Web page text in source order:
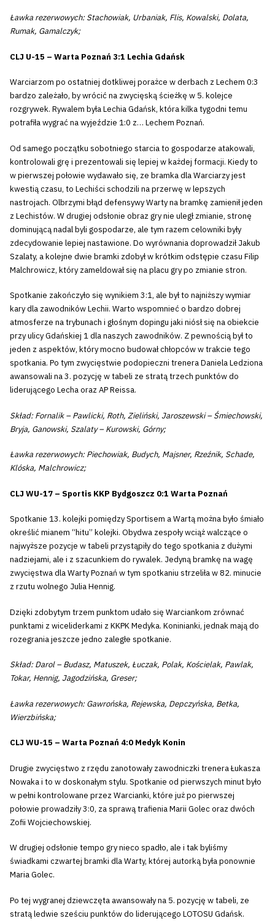
Ławka rezerwowych: Stachowiak, Urbaniak, Flis, Kowalski, Dolata,
Rumak, Gamalczyk;
CLJ U-15 – Warta Poznań 3:1 Lechia Gdańsk
Warciarzom po ostatniej dotkliwej porażce w derbach z Lechem 0:3
bardzo zależało, by wrócić na zwycięską ścieżkę w 5. kolejce
rozgrywek. Rywalem była Lechia Gdańsk, która kilka tygodni temu
potrafiła wygrać na wyjeździe 1:0 z… Lechem Poznań.
Od samego początku sobotniego starcia to gospodarze atakowali,
kontrolowali grę i prezentowali się lepiej w każdej formacji. Kiedy to
w pierwszej połowie wydawało się, ze bramka dla Warciarzy jest
kwestią czasu, to Lechiści schodzili na przerwę w lepszych
nastrojach. Olbrzymi błąd defensywy Warty na bramkę zamienił jeden
z Lechistów. W drugiej odsłonie obraz gry nie uległ zmianie, stronę
dominującą nadal byli gospodarze, ale tym razem celowniki były
zdecydowanie lepiej nastawione. Do wyrównania doprowadził Jakub
Szalaty, a kolejne dwie bramki zdobył w krótkim odstępie czasu Filip
Malchrowicz, który zameldował się na placu gry po zmianie stron.
Spotkanie zakończyło się wynikiem 3:1, ale był to najniższy wymiar
kary dla zawodników Lechii. Warto wspomnieć o bardzo dobrej
atmosferze na trybunach i głośnym dopingu jaki niósł się na obiekcie
przy ulicy Gdańskiej 1 dla naszych zawodników. Z pewnością był to
jeden z aspektów, który mocno budował chłopców w trakcie tego
spotkania. Po tym zwycięstwie podopieczni trenera Daniela Ledziona
awansowali na 3. pozycję w tabeli ze stratą trzech punktów do
liderującego Lecha oraz AP Reissa.
Skład: Fornalik – Pawlicki, Roth, Zieliński, Jaroszewski – Śmiechowski,
Bryja, Ganowski, Szalaty – Kurowski, Górny;
Ławka rezerwowych: Piechowiak, Budych, Majsner, Rzeźnik, Schade,
Klóska, Malchrowicz;
CLJ WU-17 – Sportis KKP Bydgoszcz 0:1 Warta Poznań
Spotkanie 13. kolejki pomiędzy Sportisem a Wartą można było śmiało
określić mianem “hitu” kolejki. Obydwa zespoły wciąż walczące o
najwyższe pozycje w tabeli przystąpiły do tego spotkania z dużymi
nadziejami, ale i z szacunkiem do rywalek. Jedyną bramkę na wagę
zwycięstwa dla Warty Poznań w tym spotkaniu strzeliła w 82. minucie
z rzutu wolnego Julia Hennig.
Dzięki zdobytym trzem punktom udało się Warciankom zrównać
punktami z wiceliderkami z KKPK Medyka. Koninianki, jednak mają do
rozegrania jeszcze jedno zaległe spotkanie.
Skład: Darol – Budasz, Matuszek, Łuczak, Polak, Kościelak, Pawlak,
Tokar, Hennig, Jagodzińska, Greser;
Ławka rezerwowych: Gawrońska, Rejewska, Depczyńska, Betka,
Wierzbińska;
CLJ WU-15 – Warta Poznań 4:0 Medyk Konin
Drugie zwycięstwo z rzędu zanotowały zawodniczki trenera Łukasza
Nowaka i to w doskonałym stylu. Spotkanie od pierwszych minut było
w pełni kontrolowane przez Warcianki, które już po pierwszej
połowie prowadziły 3:0, za sprawą trafienia Marii Golec oraz dwóch
Zofii Wojciechowskiej.
W drugiej odsłonie tempo gry nieco spadło, ale i tak byliśmy
świadkami czwartej bramki dla Warty, której autorką była ponownie
Maria Golec.
Po tej wygranej dziewczęta awansowały na 5. pozycję w tabeli, ze
stratą ledwie sześciu punktów do liderującego LOTOSU Gdańsk.